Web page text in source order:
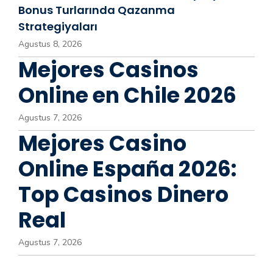
Bonus Turlarında Qazanma
Strategiyaları
Agustus 8, 2026
Mejores Casinos
Online en Chile 2026
Agustus 7, 2026
Mejores Casino
Online España 2026:
Top Casinos Dinero
Real
Agustus 7, 2026